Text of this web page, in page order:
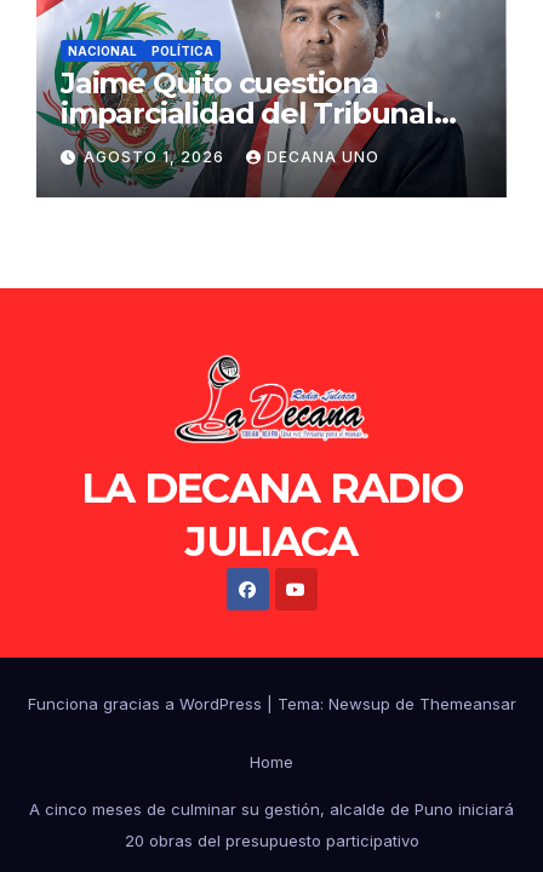
NACIONAL POLÍTICA
Jaime Quito cuestiona
imparcialidad del Tribunal
Constitucional tras liberación
de Ollanta Humala
AGOSTO 1, 2026 DECANA UNO
LA DECANA RADIO
JULIACA
Funciona gracias a WordPress Tema: Newsup de Themeansar
Home
A cinco meses de culminar su gestión, alcalde de Puno iniciará
20 obras del presupuesto participativo